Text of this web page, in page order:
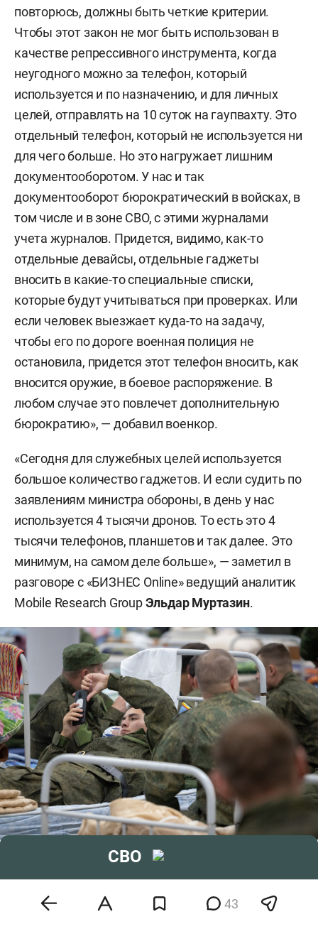
повторюсь, должны быть четкие критерии.
Чтобы этот закон не мог быть использован в
качестве репрессивного инструмента, когда
неугодного можно за телефон, который
используется и по назначению, и для личных
целей, отправлять на 10 суток на гаупвахту. Это
отдельный телефон, который не используется ни
для чего больше. Но это нагружает лишним
документооборотом. У нас и так
документооборот бюрократический в войсках, в
том числе и в зоне СВО, с этими журналами
учета журналов. Придется, видимо, как-то
отдельные девайсы, отдельные гаджеты
вносить в какие-то специальные списки,
которые будут учитываться при проверках. Или
если человек выезжает куда-то на задачу,
чтобы его по дороге военная полиция не
остановила, придется этот телефон вносить, как
вносится оружие, в боевое распоряжение. В
любом случае это повлечет дополнительную
бюрократию», — добавил военкор.
«Сегодня для служебных целей используется
большое количество гаджетов. И если судить по
заявлениям министра обороны, в день у нас
используется 4 тысячи дронов. То есть это 4
тысячи телефонов, планшетов и так далее. Это
минимум, на самом деле больше», — заметил в
разговоре с «БИЗНЕС Online» ведущий аналитик
Mobile Research GroupЭльдар Муртазин.
«На сегодняшний день нет такой маркировки, как служебный и личный
люди, далекие от реальности и не понимающие, что происходит на
Фото: «БИЗНЕС Online»
43
СВО